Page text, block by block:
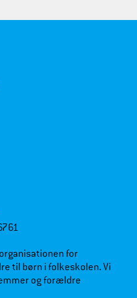
for
til børn i folkeskolen. Vi
og forældre